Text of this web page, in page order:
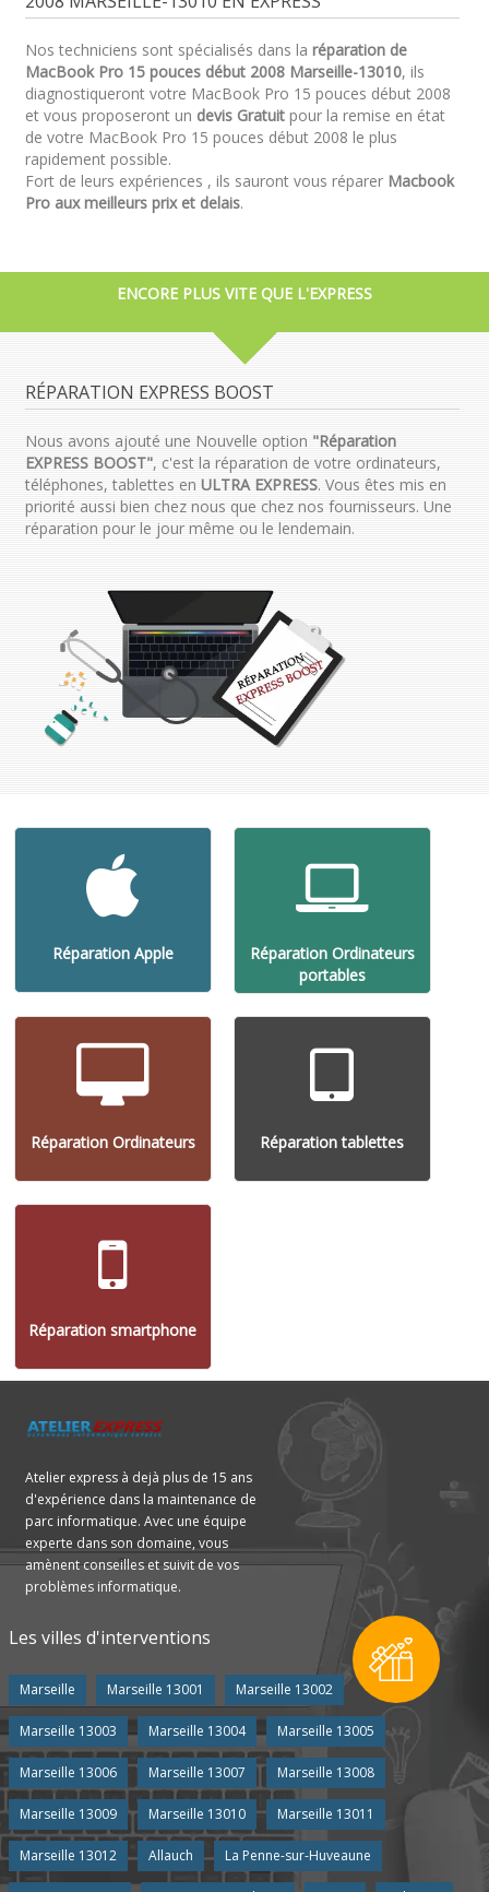
Nos techniciens sont spécialisés dans la réparation de
MacBook Pro 15 pouces début 2008 Marseille-13010, ils
diagnostiqueront votre MacBook Pro 15 pouces début 2008
et vous proposeront un devis Gratuitpour la remise en état
de votre MacBook Pro 15 pouces début 2008 le plus
rapidement possible.
Fort de leurs expériences , ils sauront vous réparer Macbook
Pro aux meilleurs prix et delais.
ENCORE PLUS VITE QUE L'EXPRESS
RÉPARATION EXPRESS BOOST
Nous avons ajouté une Nouvelle option "Réparation
EXPRESS BOOST", c'est la réparation de votre ordinateurs,
téléphones, tablettes en ULTRA EXPRESS. Vous êtes mis en
priorité aussi bien chez nous que chez nos fournisseurs. Une
réparation pour le jour même ou le lendemain.
Réparation Apple
Réparation Ordinateurs
portables
Réparation Ordinateurs Réparation tablettes
Réparation smartphone
Atelier express à dejà plus de 15 ans
d'expérience dans la maintenance de
parc informatique. Avec une équipe
experte dans son domaine, vous
amènent conseilles et suivit de vos
problèmes informatique.
Les villes d'interventions
Marseille Marseille 13001 Marseille 13002
Marseille 13003 Marseille 13004 Marseille 13005
Marseille 13006 Marseille 13007 Marseille 13008
Marseille 13009 Marseille 13010 Marseille 13011
Marseille 13012 Allauch La Penne-sur-Huveaune